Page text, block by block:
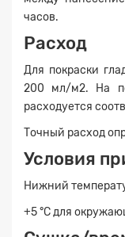
часов.
Расход
Для покраски
200 мл/м2. На
расходуется
Точный расход
Условия
Нижний
+5 °C для